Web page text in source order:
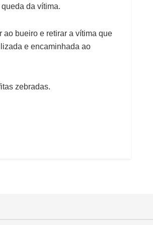
da vítima.
ao bueiro e retirar a vítima que
e encaminhada ao
zebradas.